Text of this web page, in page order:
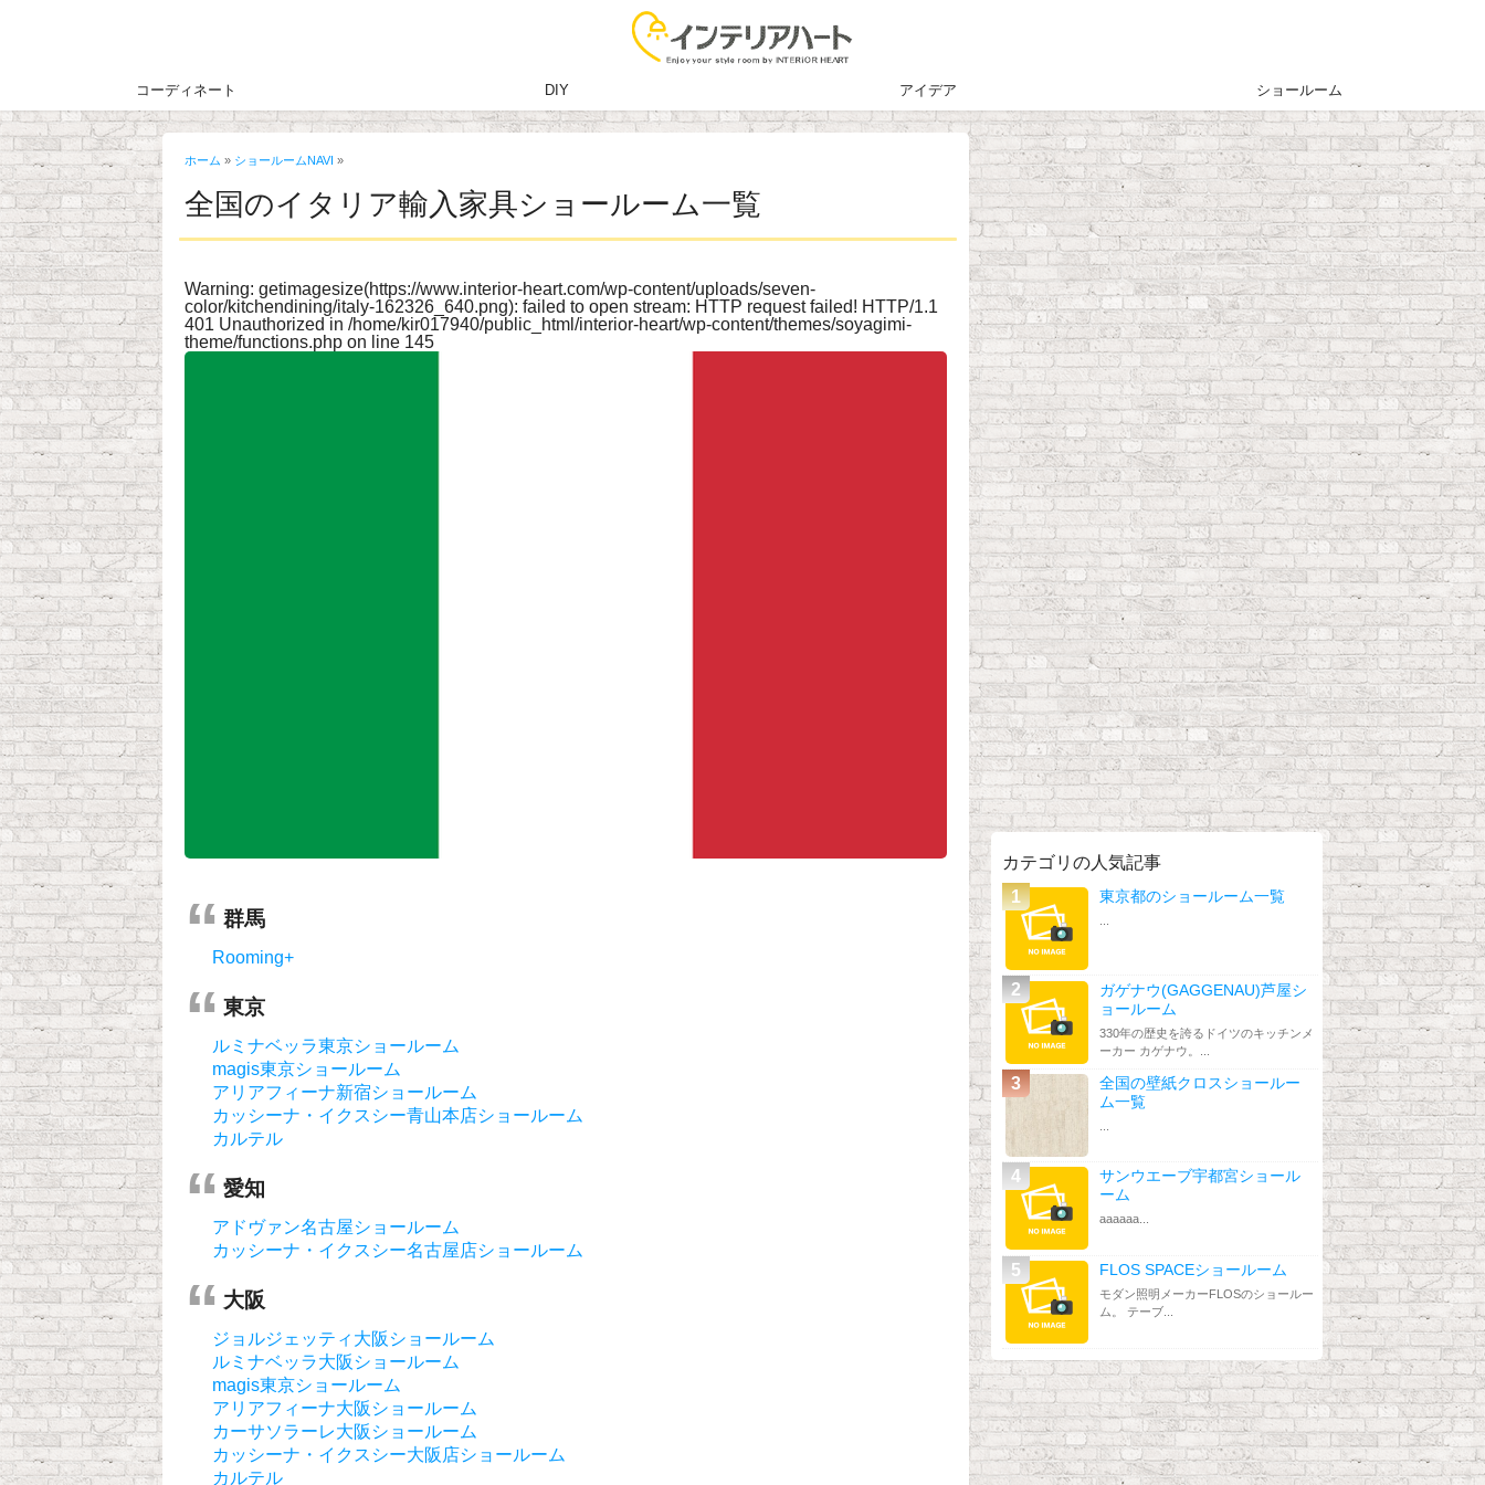
コーディネート DIY アイデア ショールーム
ホーム » ショールームNAVI »
全国のイタリア輸入家具ショールーム一覧
Warning: getimagesize(https://www.interior-heart.com/wp-content/uploads/seven-
color/kitchendining/italy-162326_640.png): failed to open stream: HTTP request failed! HTTP/1.1
401 Unauthorized in /home/kir017940/public_html/interior-heart/wp-content/themes/soyagimi-
theme/functions.php on line 145
群馬
Rooming+
東京
ルミナベッラ東京ショールーム
magis東京ショールーム
アリアフィーナ新宿ショールーム
カッシーナ・イクスシー青山本店ショールーム
カルテル
愛知
アドヴァン名古屋ショールーム
カッシーナ・イクスシー名古屋店ショールーム
大阪
ジョルジェッティ大阪ショールーム
ルミナベッラ大阪ショールーム
magis東京ショールーム
アリアフィーナ大阪ショールーム
カーサソラーレ大阪ショールーム
カッシーナ・イクスシー大阪店ショールーム
カルテル
カテゴリの人気記事
東京都のショールーム一覧
ガゲナウ(GAGGENAU)芦屋シ
ョールーム
330年の歴史を誇るドイツのキッチンメ
ーカー カゲナウ。...
全国の壁紙クロスショールー
ム一覧
サンウエーブ宇都宮ショール
ーム
aaaaaa...
FLOS SPACEショールーム
モダン照明メーカーFLOSのショールー
ム。 テーブ...